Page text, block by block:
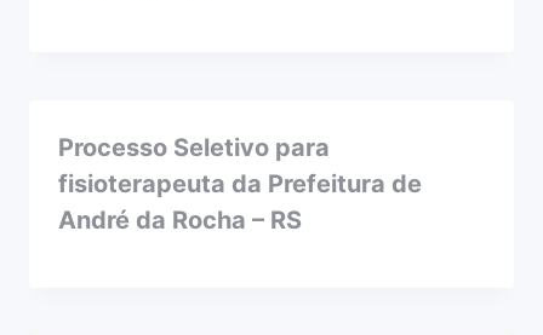
Processo Seletivo para
fisioterapeuta da Prefeitura de
André da Rocha – RS